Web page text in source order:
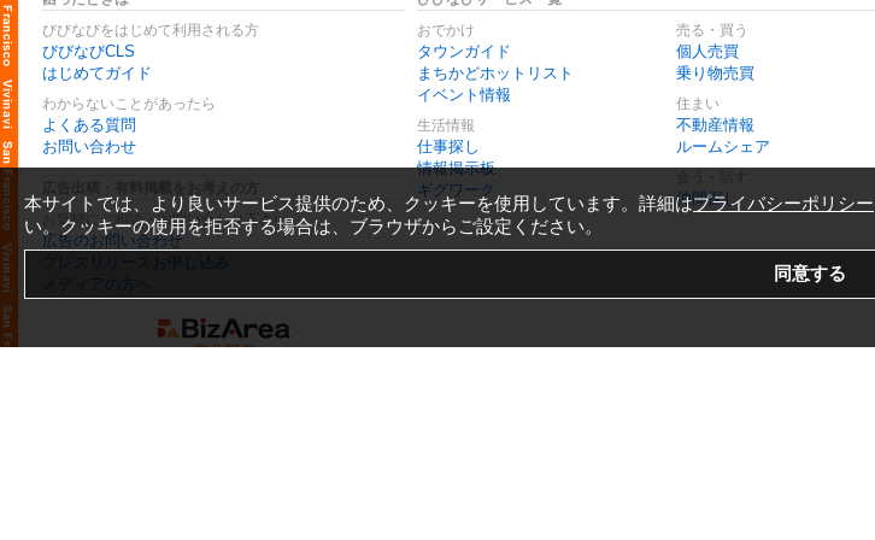
びびなびをはじめて利用される方
びびなびCLS
はじめてガイド
わからないことがあったら
よくある質問
お問い合わせ
お気軽にご相談・お問い合わせ下さい
広告のお問い合わせ
プレスリリースお申し込み
メディアの方へ
おでかけ
タウンガイド
まちかどホットリスト
イベント情報
生活情報
仕事探し
情報掲示板
ギグワーク
売る・買う
個人売買
乗り物売買
住まい
不動産情報
ルームシェア
仲間探し
本サイトでは、より良いサービス提供のため、クッキーを使用しています。詳細はプライバシーポリシー
い。クッキーの使用を拒否する場合は、ブラウザからご設定ください。